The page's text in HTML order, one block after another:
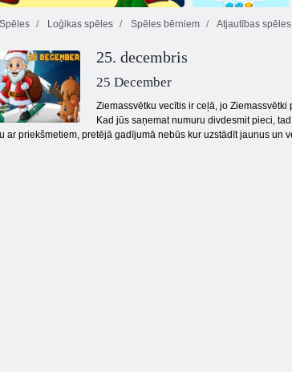
Spēles Loģikas spēles Spēles bērniem Atjautības spēles
25. decembris
25 December
Ziemassvētku vecītis ir ceļā, jo
Kad jūs saņemat numuru divdesmit pieci,
ar priekšmetiem, pretējā gadījumā nebūs kur uzstādīt jaunus